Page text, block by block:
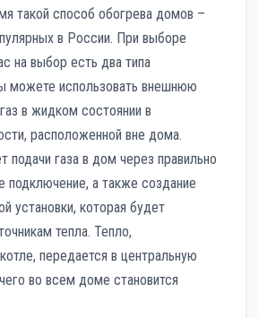
такой способ обогрева домов –
в России. При выборе
на выбор есть два типа
можете использовать внешнюю
в жидком состоянии в
расположенной вне дома.
подачи газа в дом через правильно
подключение, а также создание
установки, которая будет
тепла. Тепло,
передается в центральную
во всем доме становится